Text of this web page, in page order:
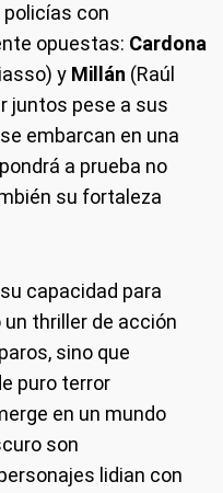
con
opuestas: Cardona
y Millán (Raúl
juntos pese a sus
embarcan en una
a prueba no
su fortaleza
capacidad para
thriller de acción
sino que
puro terror
en un mundo
son
lidian con